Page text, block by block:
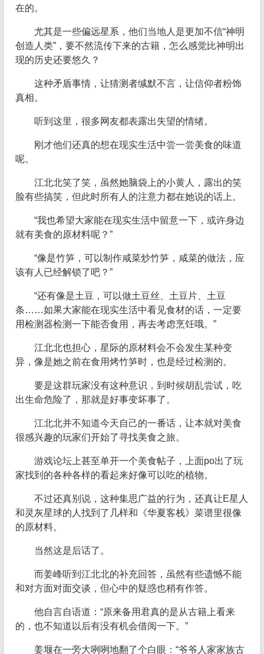
在的。
尤其是一些偏远星系，他们当地人是更加不信“神明
创造人类”，要不然流传下来的古籍，怎么感觉比神明出
现的历史还要悠久？
这种矛盾事情，让猜测者缄默不言，让信仰者粉饰
真相。
听到这里，很多网友都表露出失望的情绪。
刚才他们还真的想在现实生活中尝一尝美食的味道
呢。
江北北笑了笑，虽然她脑袋上的小黄人，露出的笑
脸有些搞笑，但此时所有人的注意力都在她说的话上。
“我也希望大家能在现实生活中留意一下，或许身边
就有美食的原材料呢？”
“像是竹笋，可以制作咸菜炒竹笋，咸菜的做法，应
该有人已经解锁了吧？”
“还有像是土豆，可以做土豆丝、土豆片、土豆
条……如果大家能在现实生活中看见食材的话，一定要
用检测器检测一下能否食用，再去考虑烹饪哦。”
江北北也担心，星际的原材料会不会发生某种变
异，像是她之前在食用烤竹笋时，也是经过检测的。
要是这群玩家没有这种意识，到时候胡乱尝试，吃
出生命危险了，那就是好事变坏事了。
江北北并不知道今天自己的一番话，让本就对美食
很感兴趣的玩家们开始了寻找美食之旅。
游戏论坛上甚至单开一个美食帖子，上面po出了玩
家找到的各种各样的看起来好像可以吃的植物。
不过还真别说，这种集思广益的行为，还真让E星人
和灵灰星球的人找到了几样和《华夏客栈》菜谱里很像
的原材料。
当然这是后话了。
而姜峰听到江北北的补充回答，虽然有些遗憾不能
和对方面对面交谈，但心中的疑惑也稍有作答。
他自言自语道：“原来备用君真的是从古籍上看来
的，也不知道以后有没有机会借阅一下。”
姜堰在一旁大咧咧地翻了个白眼：“爷爷人家家族古